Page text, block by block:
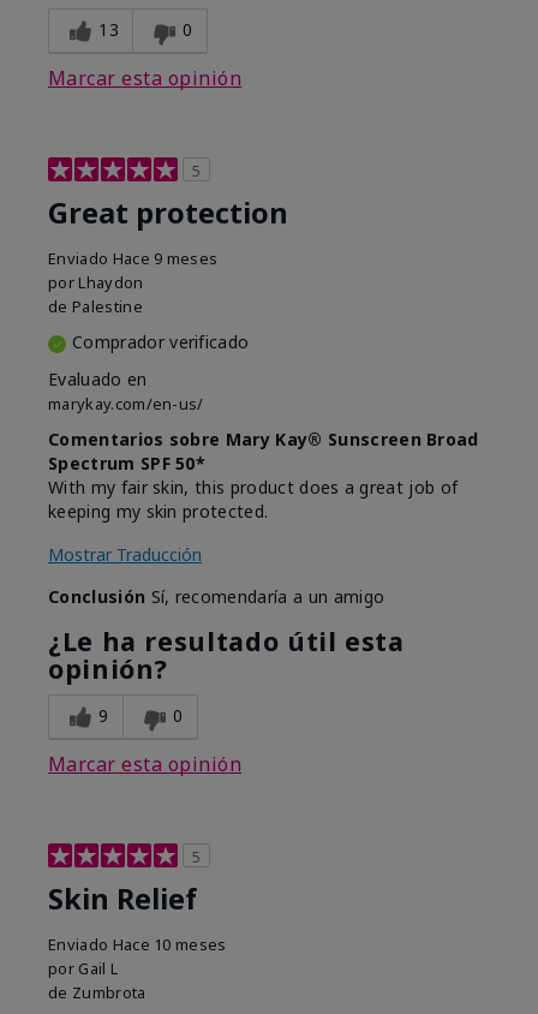
13 0
Marcar esta opinión
5
Great protection
Enviado Hace 9 meses
por Lhaydon
de Palestine
Comprador verificado
Evaluado en
marykay.com/en-us/
Comentarios sobre Mary Kay® Sunscreen Broad
Spectrum SPF 50*
With my fair skin, this product does a great job of
keeping my skin protected.
Mostrar Traducción
Conclusión Sí, recomendaría a un amigo
¿Le ha resultado útil esta
opinión?
9 0
Marcar esta opinión
5
Skin Relief
Enviado Hace 10 meses
por Gail L
de Zumbrota